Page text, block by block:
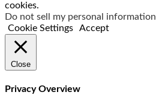
cookies.
Do not sell my personal information
Cookie Settings
Accept
Close
Privacy Overview